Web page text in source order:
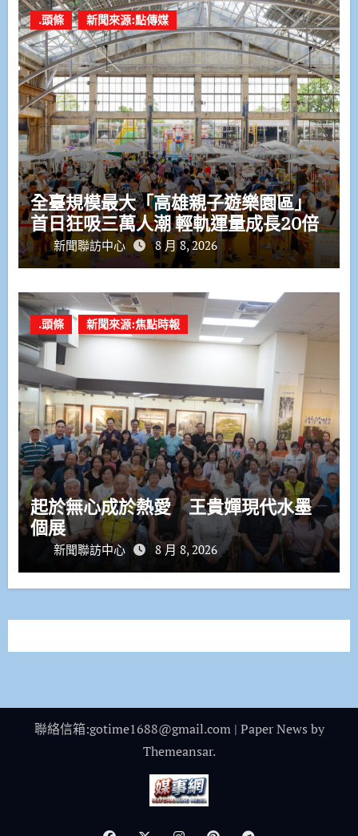
.頭條 新聞來源:點傳媒
全臺規模最大「高雄親子遊樂園區」
首日狂吸三萬人潮 輕軌運量成長20倍
新聞聯訪中心 8 月 8, 2026
.頭條 新聞來源:焦點時報
起於無心成於熱愛 王貴嬋現代水墨
個展
新聞聯訪中心 8 月 8, 2026
聯絡信箱:gotime1688@gmail.com | Paper News by
Themeansar.